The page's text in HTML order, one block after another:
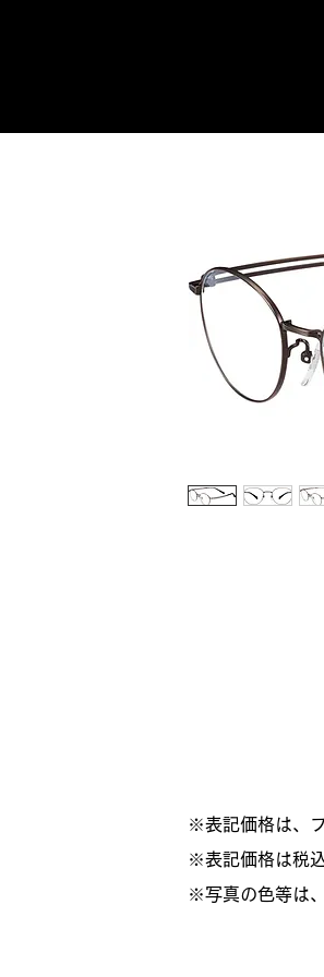
※表記価格は、
​※表記価格は税込
※写真の色等は